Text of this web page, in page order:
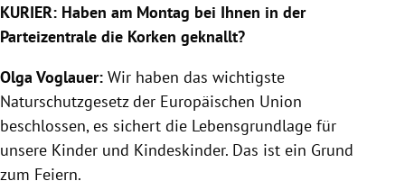
KURIER: Haben am Montag bei Ihnen in der
Parteizentrale die Korken geknallt?
Olga Voglauer: Wir haben das wichtigste
Naturschutzgesetz der Europäischen Union
beschlossen, es sichert die Lebensgrundlage für
unsere Kinder und Kindeskinder. Das ist ein Grund
zum Feiern.